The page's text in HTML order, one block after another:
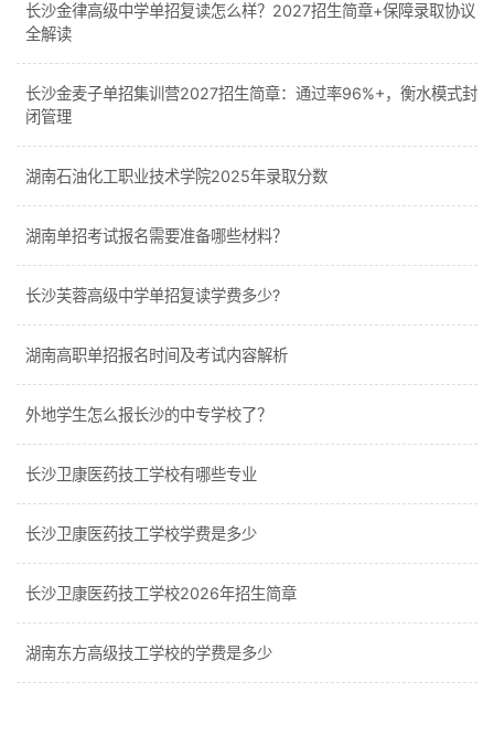
长沙金律高级中学单招复读怎么样？2027招生简章+保障录取协议
全解读
长沙金麦子单招集训营2027招生简章：通过率96%+，衡水模式封
闭管理
湖南石油化工职业技术学院2025年录取分数
湖南单招考试报名需要准备哪些材料？
长沙芙蓉高级中学单招复读学费多少?
湖南高职单招报名时间及考试内容解析
外地学生怎么报长沙的中专学校了？
长沙卫康医药技工学校有哪些专业
长沙卫康医药技工学校学费是多少
长沙卫康医药技工学校2026年招生简章
湖南东方高级技工学校的学费是多少